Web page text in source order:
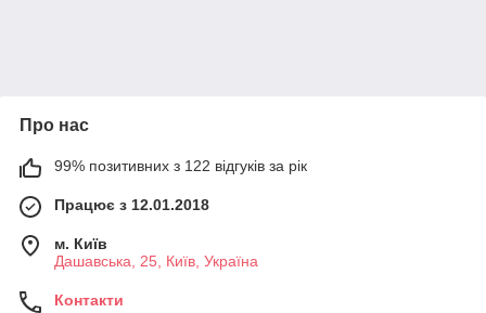
Про нас
99% позитивних з 122 відгуків за рік
Працює з 12.01.2018
м. Київ
Дашавська, 25, Київ, Україна
Контакти